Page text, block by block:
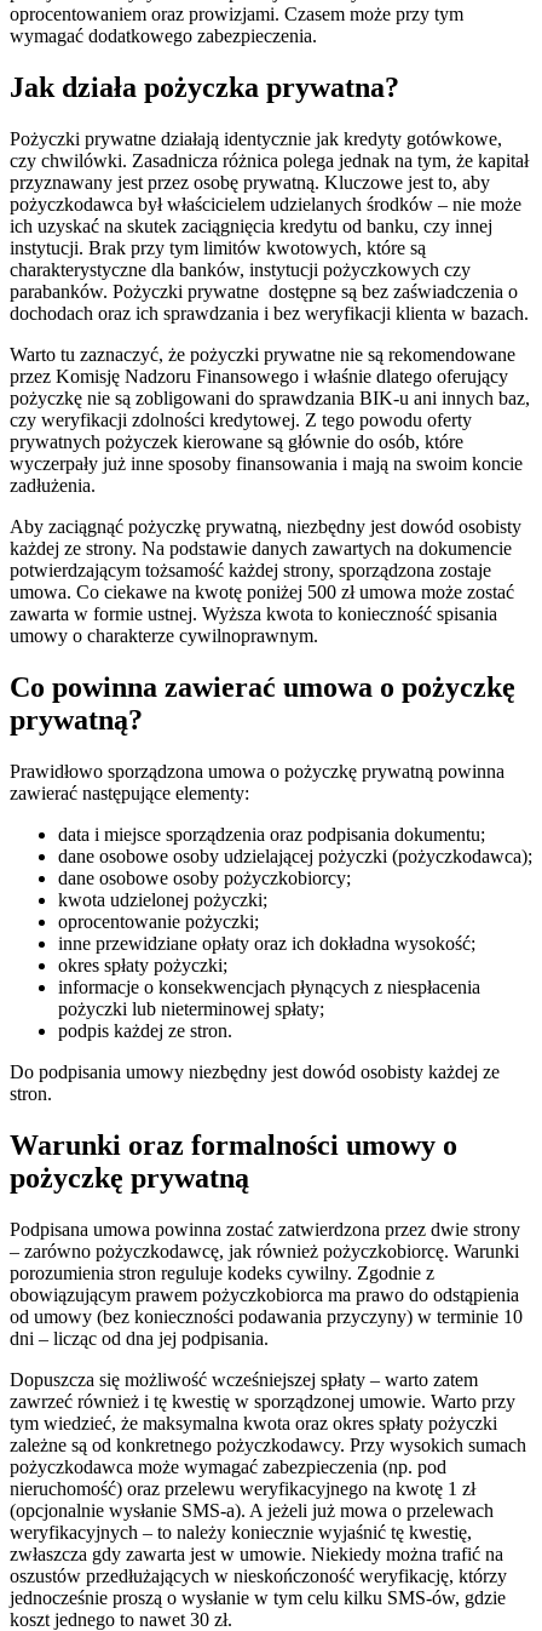
oprocentowaniem oraz prowizjami. Czasem może przy tym
wymagać dodatkowego zabezpieczenia.
Jak działa pożyczka prywatna?
Pożyczki prywatne działają identycznie jak kredyty gotówkowe,
czy chwilówki. Zasadnicza różnica polega jednak na tym, że kapitał
przyznawany jest przez osobę prywatną. Kluczowe jest to, aby
pożyczkodawca był właścicielem udzielanych środków – nie może
ich uzyskać na skutek zaciągnięcia kredytu od banku, czy innej
instytucji. Brak przy tym limitów kwotowych, które są
charakterystyczne dla banków, instytucji pożyczkowych czy
parabanków. Pożyczki prywatne dostępne są bez zaświadczenia o
dochodach oraz ich sprawdzania i bez weryfikacji klienta w bazach.
Warto tu zaznaczyć, że pożyczki prywatne nie są rekomendowane
przez Komisję Nadzoru Finansowego i właśnie dlatego oferujący
pożyczkę nie są zobligowani do sprawdzania BIK-u ani innych baz,
czy weryfikacji zdolności kredytowej. Z tego powodu oferty
prywatnych pożyczek kierowane są głównie do osób, które
wyczerpały już inne sposoby finansowania i mają na swoim koncie
zadłużenia.
Aby zaciągnąć pożyczkę prywatną, niezbędny jest dowód osobisty
każdej ze strony. Na podstawie danych zawartych na dokumencie
potwierdzającym tożsamość każdej strony, sporządzona zostaje
umowa. Co ciekawe na kwotę poniżej 500 zł umowa może zostać
zawarta w formie ustnej. Wyższa kwota to konieczność spisania
umowy o charakterze cywilnoprawnym.
Co powinna zawierać umowa o pożyczkę
prywatną?
Prawidłowo sporządzona umowa o pożyczkę prywatną powinna
zawierać następujące elementy:
data i miejsce sporządzenia oraz podpisania dokumentu;
dane osobowe osoby udzielającej pożyczki (pożyczkodawca);
dane osobowe osoby pożyczkobiorcy;
kwota udzielonej pożyczki;
oprocentowanie pożyczki;
inne przewidziane opłaty oraz ich dokładna wysokość;
okres spłaty pożyczki;
informacje o konsekwencjach płynących z niespłacenia
pożyczki lub nieterminowej spłaty;
podpis każdej ze stron.
Do podpisania umowy niezbędny jest dowód osobisty każdej ze
stron.
Warunki oraz formalności umowy o
pożyczkę prywatną
Podpisana umowa powinna zostać zatwierdzona przez dwie strony
– zarówno pożyczkodawcę, jak również pożyczkobiorcę. Warunki
porozumienia stron reguluje kodeks cywilny. Zgodnie z
obowiązującym prawem pożyczkobiorca ma prawo do odstąpienia
od umowy (bez konieczności podawania przyczyny) w terminie 10
dni – licząc od dna jej podpisania.
Dopuszcza się możliwość wcześniejszej spłaty – warto zatem
zawrzeć również i tę kwestię w sporządzonej umowie. Warto przy
tym wiedzieć, że maksymalna kwota oraz okres spłaty pożyczki
zależne są od konkretnego pożyczkodawcy. Przy wysokich sumach
pożyczkodawca może wymagać zabezpieczenia (np. pod
nieruchomość) oraz przelewu weryfikacyjnego na kwotę 1 zł
(opcjonalnie wysłanie SMS-a). A jeżeli już mowa o przelewach
weryfikacyjnych – to należy koniecznie wyjaśnić tę kwestię,
zwłaszcza gdy zawarta jest w umowie. Niekiedy można trafić na
oszustów przedłużających w nieskończoność weryfikację, którzy
jednocześnie proszą o wysłanie w tym celu kilku SMS-ów, gdzie
koszt jednego to nawet 30 zł.